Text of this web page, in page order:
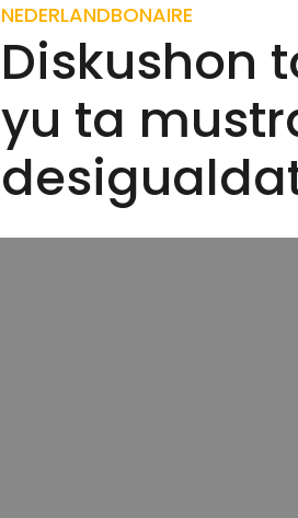
NEDERLANDBONAIRE
Diskushon
yu ta